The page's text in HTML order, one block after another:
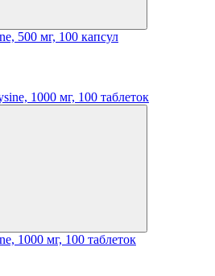
500 мг, 100 капсул
1000 мг, 100 таблеток